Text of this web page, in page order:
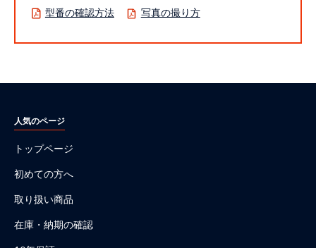
型番の確認方法
写真の撮り方
人気のページ
トップページ
初めての方へ
取り扱い商品
在庫・納期の確認